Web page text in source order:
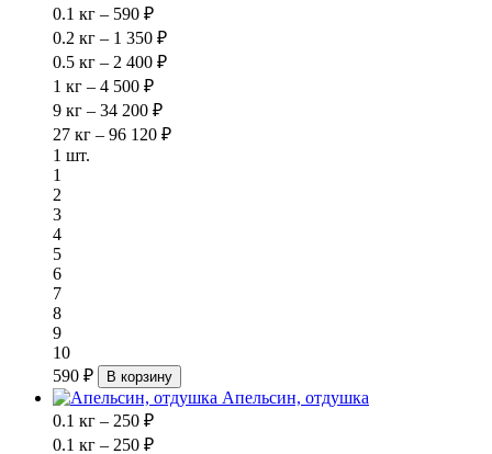
0.1 кг – 590 ₽
0.2 кг – 1 350 ₽
0.5 кг – 2 400 ₽
1 кг – 4 500 ₽
9 кг – 34 200 ₽
27 кг – 96 120 ₽
1 шт.
1
2
3
4
5
6
7
8
9
10
590 ₽
В корзину
Апельсин, отдушка
0.1 кг – 250 ₽
0.1 кг – 250 ₽